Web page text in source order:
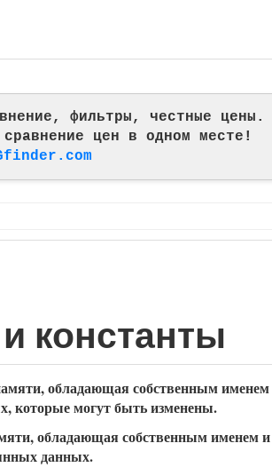
фильтры, честные цены.
цен в одном месте!
константы
обладающая собственным
которые могут быть изменены.
обладающая собственным именем и
данных.